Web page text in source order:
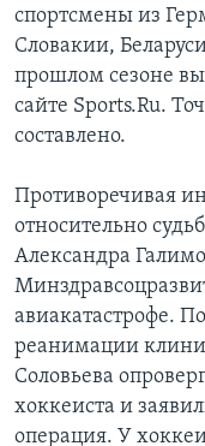
спортсмены из
Словакии,
прошлом сезоне
сайте Sports.Ru.
составлено.
Противоречивая
относительно
Александра
авиакатастрофе.
реанимации
Соловьева
хоккеиста и
операция. У